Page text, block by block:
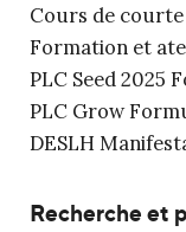
Cours de
Formation et
PLC Seed 2025
PLC Grow
DESLH
Recherche et